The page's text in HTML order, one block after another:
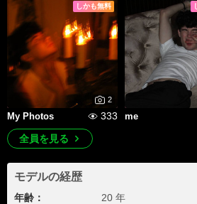
しかも無料
2
My Photos 333 me
全員を見る
モデルの経歴
年齢： 20 年